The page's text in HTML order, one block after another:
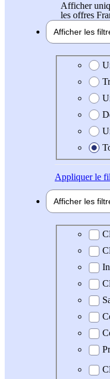
Afficher
les offres
Afficher les
Date de
Appliquerle
Afficher les
Type de